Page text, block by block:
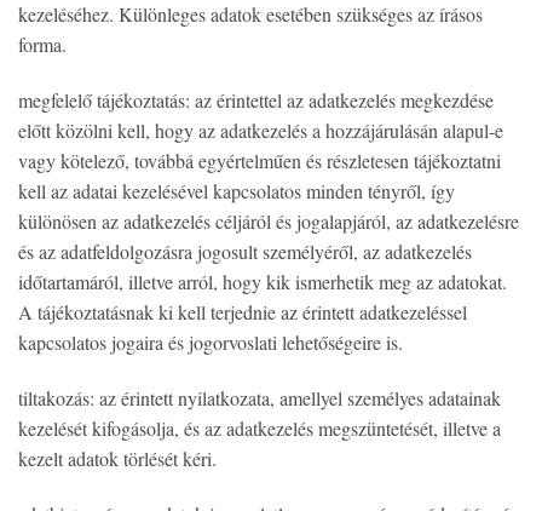
kezeléséhez. Különleges adatok esetében szükséges az írásos
forma.
megfelelő tájékoztatás: az érintettel az adatkezelés megkezdése
előtt közölni kell, hogy az adatkezelés a hozzájárulásán alapul-e
vagy kötelező, továbbá egyértelműen és részletesen tájékoztatni
kell az adatai kezelésével kapcsolatos minden tényről, így
különösen az adatkezelés céljáról és jogalapjáról, az adatkezelésre
és az adatfeldolgozásra jogosult személyéről, az adatkezelés
időtartamáról, illetve arról, hogy kik ismerhetik meg az adatokat.
A tájékoztatásnak ki kell terjednie az érintett adatkezeléssel
kapcsolatos jogaira és jogorvoslati lehetőségeire is.
tiltakozás: az érintett nyilatkozata, amellyel személyes adatainak
kezelését kifogásolja, és az adatkezelés megszüntetését, illetve a
kezelt adatok törlését kéri.